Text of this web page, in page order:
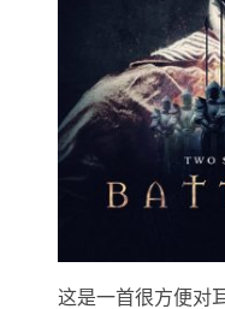
这是一首很方便对